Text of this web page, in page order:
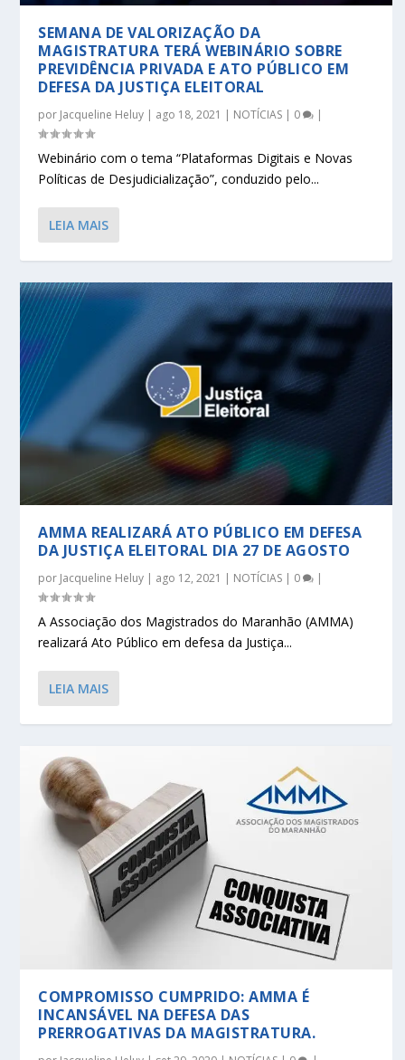
SEMANA DE VALORIZAÇÃO DA
MAGISTRATURA TERÁ WEBINÁRIO SOBRE
PREVIDÊNCIA PRIVADA E ATO PÚBLICO EM
DEFESA DA JUSTIÇA ELEITORAL
por Jacqueline Heluy | ago 18, 2021 | NOTÍCIAS | 0 |
Webinário com o tema “Plataformas Digitais e Novas
Políticas de Desjudicialização”, conduzido pelo...
LEIA MAIS
AMMA REALIZARÁ ATO PÚBLICO EM DEFESA
DA JUSTIÇA ELEITORAL DIA 27 DE AGOSTO
por Jacqueline Heluy | ago 12, 2021 | NOTÍCIAS | 0 |
A Associação dos Magistrados do Maranhão (AMMA)
realizará Ato Público em defesa da Justiça...
LEIA MAIS
COMPROMISSO CUMPRIDO: AMMA É
INCANSÁVEL NA DEFESA DAS
PRERROGATIVAS DA MAGISTRATURA.